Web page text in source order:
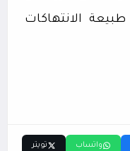
الانتهاكات
واتساب تويتر